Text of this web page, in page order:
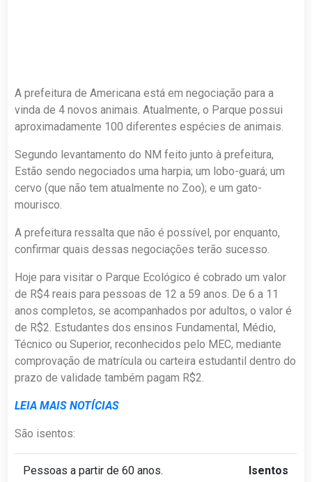
A prefeitura de Americana está em negociação para a
vinda de 4 novos animais. Atualmente, o Parque possui
aproximadamente 100 diferentes espécies de animais.
Segundo levantamento do NM feito junto à prefeitura,
Estão sendo negociados uma harpia; um lobo-guará; um
cervo (que não tem atualmente no Zoo); e um gato-
mourisco.
A prefeitura ressalta que não é possível, por enquanto,
confirmar quais dessas negociações terão sucesso.
Hoje para visitar o Parque Ecológico é cobrado um valor
de R$4 reais para pessoas de 12 a 59 anos. De 6 a 11
anos completos, se acompanhados por adultos, o valor é
de R$2. Estudantes dos ensinos Fundamental, Médio,
Técnico ou Superior, reconhecidos pelo MEC, mediante
comprovação de matrícula ou carteira estudantil dentro do
prazo de validade também pagam R$2.
LEIA MAIS NOTÍCIAS
São isentos:
Pessoas a partir de 60 anos. Isentos